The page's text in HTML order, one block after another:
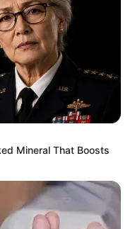
Mineral That Boosts